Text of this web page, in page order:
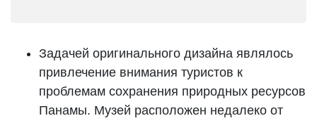
Задачей оригинального дизайна являлось
привлечение внимания туристов к
проблемам сохранения природных ресурсов
Панамы. Музей расположен недалеко от